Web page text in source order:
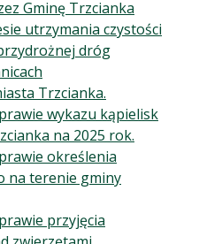
Gminę Trzcianka
utrzymania czystości
dróg
Trzcianka.
wykazu kąpielisk
na 2025 rok.
określenia
na terenie gminy
przyjęcia